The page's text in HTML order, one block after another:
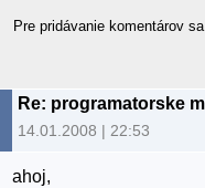
Pre pridávanie komentárov sa
14.01.2008 | 22:53
ahoj,